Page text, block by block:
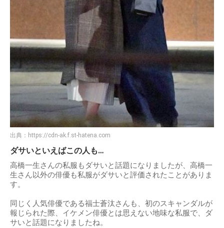
出典： https://cdn-ak.f.st-hatena.com
ダサいといえばこの人も…
高橋一生さんの私服もダサいと話題になりましたが、高橋一
生さん以外の俳優も私服がダサいと評価されたことがありま
す。
同じく人気俳優である福士蒼汰さんも、初のスキャンダルが
報じられた際、イケメン俳優とは思えない地味な私服で、ダ
サいと話題になりましたね。